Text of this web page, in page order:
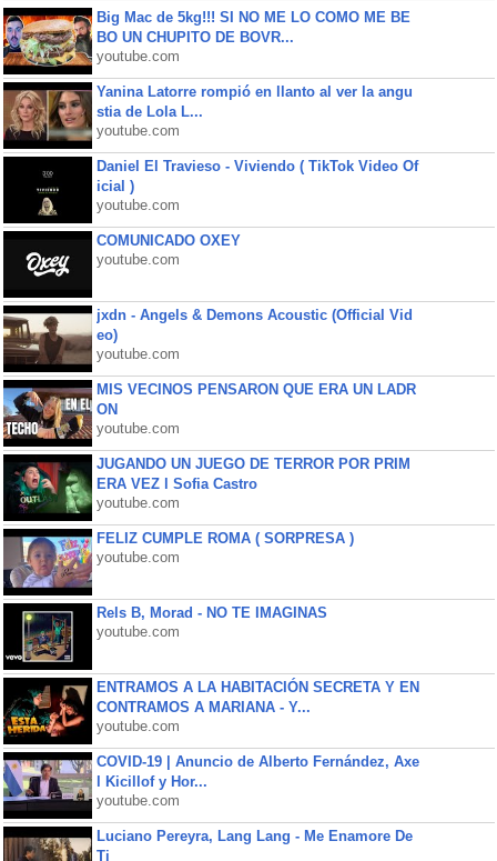
Big Mac de 5kg!!! SI NO ME LO COMO ME BE
BO UN CHUPITO DE BOVR...
youtube.com
Yanina Latorre rompió en llanto al ver la angu
stia de Lola L...
youtube.com
Daniel El Travieso - Viviendo ( TikTok Video Of
icial )
youtube.com
COMUNICADO OXEY
youtube.com
jxdn - Angels & Demons Acoustic (Official Vid
eo)
youtube.com
MIS VECINOS PENSARON QUE ERA UN LADR
ON
youtube.com
JUGANDO UN JUEGO DE TERROR POR PRIM
ERA VEZ l Sofia Castro
youtube.com
FELIZ CUMPLE ROMA ( SORPRESA )
youtube.com
Rels B, Morad - NO TE IMAGINAS
youtube.com
ENTRAMOS A LA HABITACIÓN SECRETA Y EN
CONTRAMOS A MARIANA - Y...
youtube.com
COVID-19 | Anuncio de Alberto Fernández, Axe
l Kicillof y Hor...
youtube.com
Luciano Pereyra, Lang Lang - Me Enamore De
Ti